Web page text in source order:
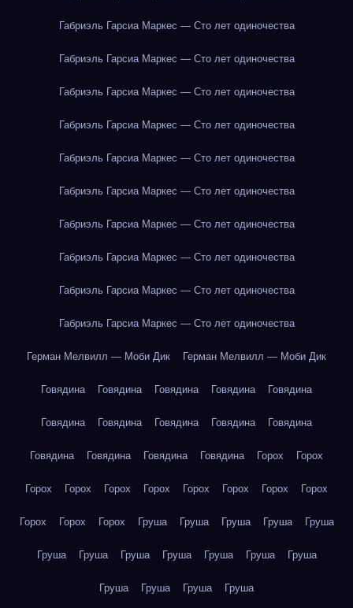
Габриэль Гарсиа Маркес — Сто лет одиночества
Габриэль Гарсиа Маркес — Сто лет одиночества
Габриэль Гарсиа Маркес — Сто лет одиночества
Габриэль Гарсиа Маркес — Сто лет одиночества
Габриэль Гарсиа Маркес — Сто лет одиночества
Габриэль Гарсиа Маркес — Сто лет одиночества
Габриэль Гарсиа Маркес — Сто лет одиночества
Габриэль Гарсиа Маркес — Сто лет одиночества
Габриэль Гарсиа Маркес — Сто лет одиночества
Габриэль Гарсиа Маркес — Сто лет одиночества
Герман Мелвилл — Моби Дик Герман Мелвилл — Моби Дик
Говядина Говядина Говядина Говядина Говядина
Говядина Говядина Говядина Говядина Говядина
Говядина Говядина Говядина Говядина Горох Горох
Горох Горох Горох Горох Горох Горох Горох Горох
Горох Горох Горох Груша Груша Груша Груша Груша
Груша Груша Груша Груша Груша Груша Груша
Груша Груша Груша Груша